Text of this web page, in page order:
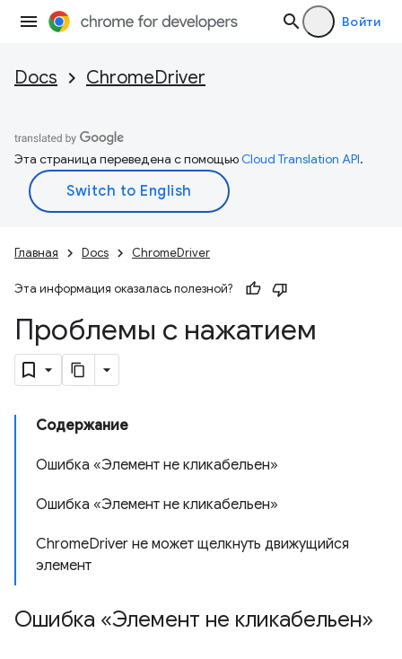
Войти
Docs ChromeDriver
Эта страница переведена с помощьюCloud Translation API.
Главная Docs ChromeDriver
Эта информация оказалась полезной?
Проблемы с нажатием
Содержание
Ошибка «Элемент не кликабельен»
Ошибка «Элемент не кликабельен»
ChromeDriver не может щелкнуть движущийся
элемент
Ошибка «Элемент не кликабельен»